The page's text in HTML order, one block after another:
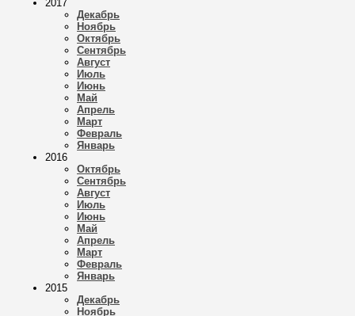
2017
Декабрь
Ноябрь
Октябрь
Сентябрь
Август
Июль
Июнь
Май
Апрель
Март
Февраль
Январь
2016
Октябрь
Сентябрь
Август
Июль
Июнь
Май
Апрель
Март
Февраль
Январь
2015
Декабрь
Ноябрь